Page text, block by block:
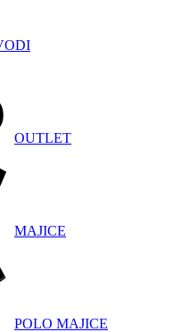
OUTLET
MAJICE
POLO MAJICE